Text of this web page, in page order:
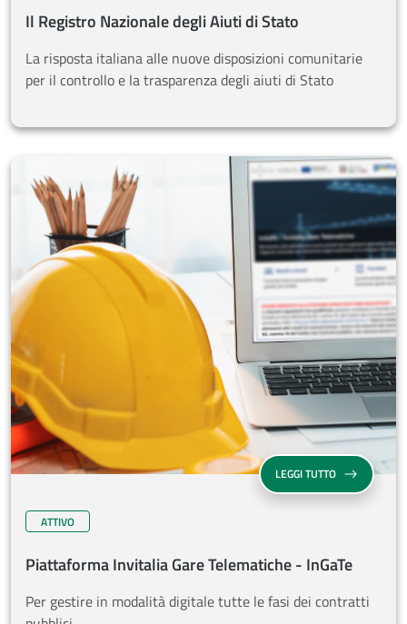
Il Registro Nazionale degli Aiuti di Stato
La risposta italiana alle nuove disposizioni comunitarie
per il controllo e la trasparenza degli aiuti di Stato
LEGGI TUTTOSU
ATTIVO
Piattaforma Invitalia Gare Telematiche - InGaTe
Per gestire in modalità digitale tutte le fasi dei contratti